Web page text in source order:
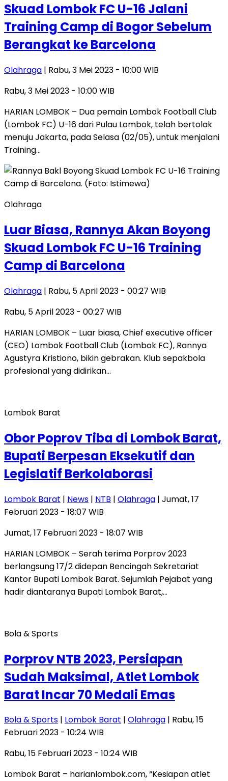
Skuad Lombok FC U-16 Jalani
Training Camp di Bogor Sebelum
Berangkat ke Barcelona
Olahraga | Rabu, 3 Mei 2023 - 10:00 WIB
Rabu, 3 Mei 2023 - 10:00 WIB
HARIAN LOMBOK – Dua pemain Lombok Football Club
(Lombok FC) U-16 dari Pulau Lombok, telah bertolak
menuju Jakarta, pada Selasa (02/05), untuk menjalani
Training…
Olahraga
Luar Biasa, Rannya Akan Boyong
Skuad Lombok FC U-16 Training
Camp di Barcelona
Olahraga | Rabu, 5 April 2023 - 00:27 WIB
Rabu, 5 April 2023 - 00:27 WIB
HARIAN LOMBOK – Luar biasa, Chief executive officer
(CEO) Lombok Football Club (Lombok FC), Rannya
Agustyra Kristiono, bikin gebrakan. Klub sepakbola
profesional yang didirikan…
Lombok Barat
Obor Poprov Tiba di Lombok Barat,
Bupati Berpesan Eksekutif dan
Legislatif Berkolaborasi
Lombok Barat | News | NTB | Olahraga | Jumat, 17
Februari 2023 - 18:07 WIB
Jumat, 17 Februari 2023 - 18:07 WIB
HARIAN LOMBOK – Serah terima Porprov 2023
berlangsung 17/2 didepan Bencingah Sekretariat
Kantor Bupati Lombok Barat. Sejumlah Pejabat yang
hadir diantaranya Bupati Lombok Barat,…
Bola & Sports
Porprov NTB 2023, Persiapan
Sudah Maksimal, Atlet Lombok
Barat Incar 70 Medali Emas
Bola & Sports | Lombok Barat | Olahraga | Rabu, 15
Februari 2023 - 10:24 WIB
Rabu, 15 Februari 2023 - 10:24 WIB
Lombok Barat – harianlombok.com, “Kesiapan atlet